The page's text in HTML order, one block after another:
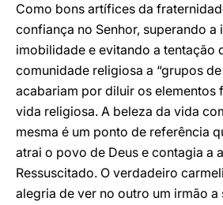
Como bons artífices da
confiança no Senhor, superando a
imobilidade e evitando a tentação
comunidade religiosa a “grupos
acabariam por diluir os elementos
vida religiosa. A beleza da vida
mesma é um ponto de referência
atrai o povo de Deus e contagia a
Ressuscitado. O verdadeiro
alegria de ver no outro um irmão a